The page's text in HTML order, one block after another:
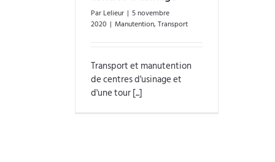
Par Lelieur | 5 novembre
2020 | Manutention, Transport
Transport et manutention
de centres d'usinage et
d'une tour [...]